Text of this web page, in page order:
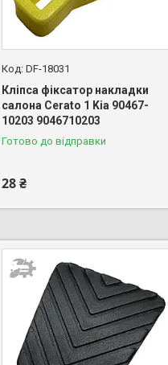
DF-18031
Кліпса фіксатор накладки
салона Cerato 1 Kia 90467-
10203 9046710203
Готово до відправки
28 ₴